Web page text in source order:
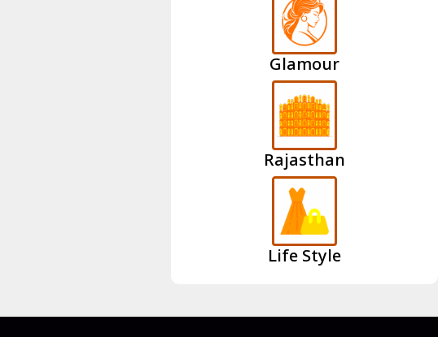
Glamour
Rajasthan
Life Style